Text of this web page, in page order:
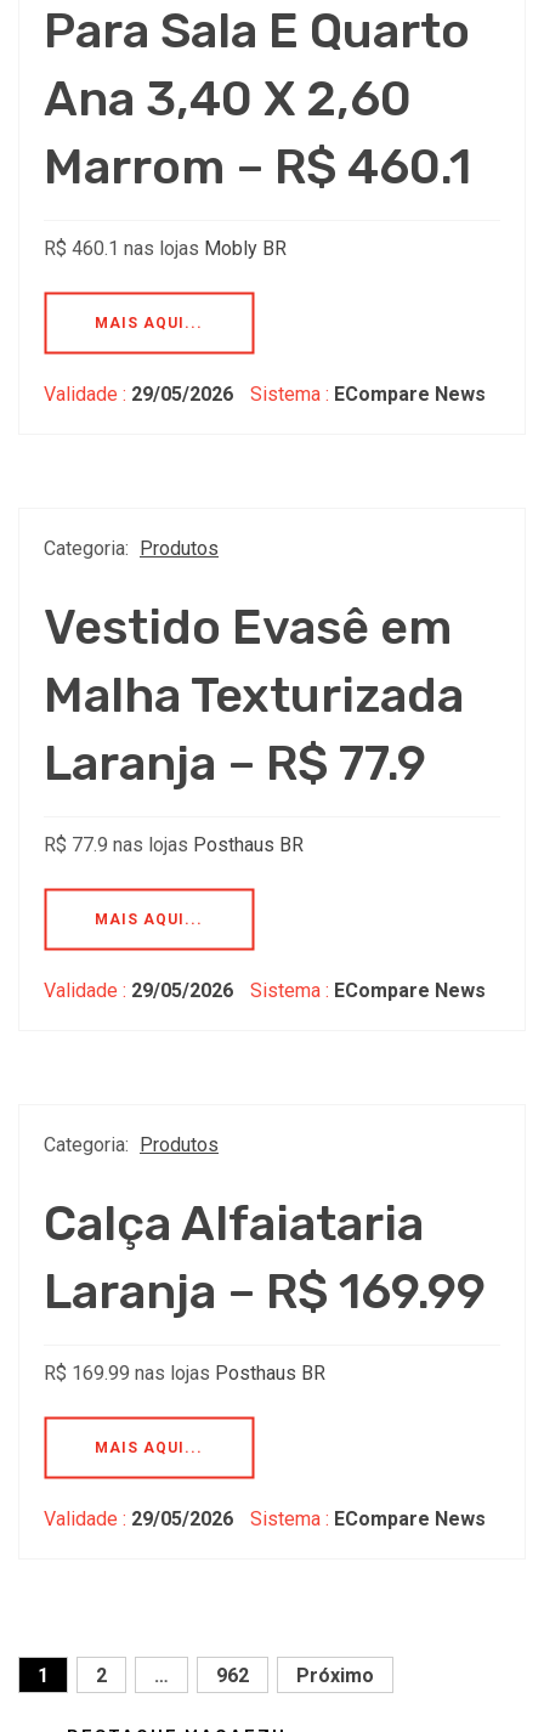
Para Sala E Quarto
Ana 3,40 X 2,60
Marrom – R$ 460.1
R$ 460.1 nas lojas Mobly BR
MAIS AQUI...
Validade : 29/05/2026 Sistema : ECompare News
Categoria: Produtos
Vestido Evasê em
Malha Texturizada
Laranja – R$ 77.9
R$ 77.9 nas lojas Posthaus BR
MAIS AQUI...
Validade : 29/05/2026 Sistema : ECompare News
Categoria: Produtos
Calça Alfaiataria
Laranja – R$ 169.99
R$ 169.99 nas lojas Posthaus BR
MAIS AQUI...
Validade : 29/05/2026 Sistema : ECompare News
Paginação
1 2 … 962 Próximo